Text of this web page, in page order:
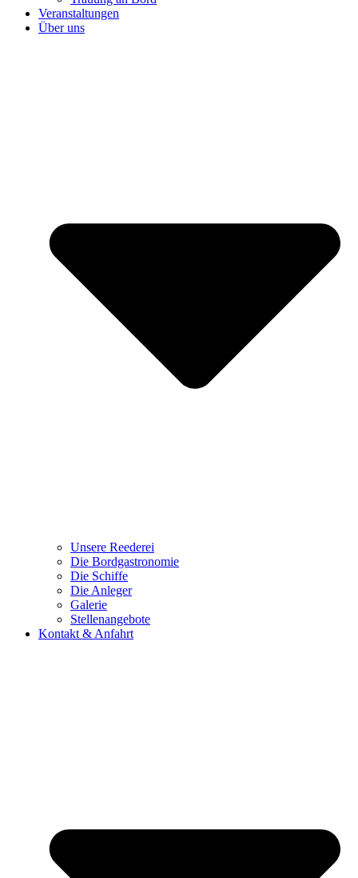
Veranstaltungen
Über uns
Unsere Reederei
Die Bordgastronomie
Die Schiffe
Die Anleger
Galerie
Stellenangebote
Kontakt & Anfahrt